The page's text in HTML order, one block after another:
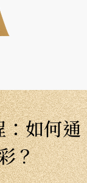
：如何通
？